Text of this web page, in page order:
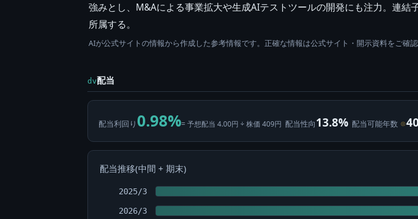
強みとし、M&Aによる事業拡大や生成AIテストツールの開発にも注力。連
所属する。
AIが公式サイトの情報から作成した参考情報です。正確な情報は公式サイト・開示資料をご確認
dv配当
配当利回り 0.98%= 予想配当 4.00円 ÷ 株価 409円 配当性向13.8% 配当可能年数 ⊙
配当推移(中間 + 期末)
2025/3
2026/3